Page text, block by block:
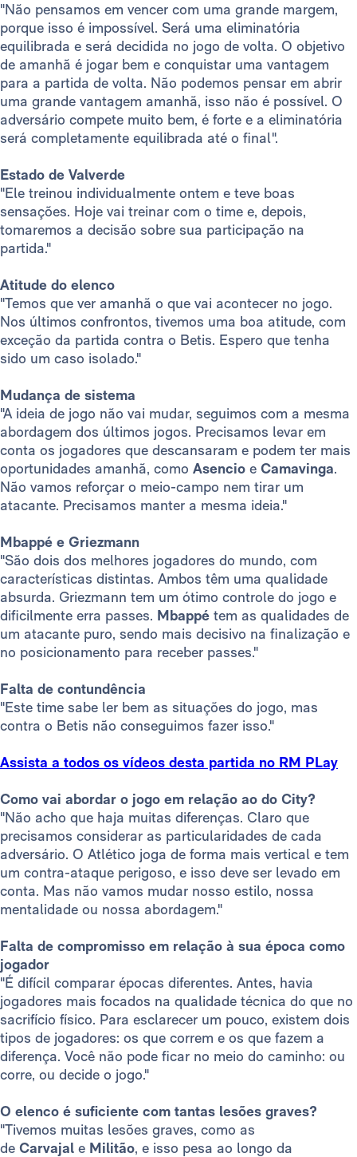
"Não pensamos em vencer com uma grande margem,
porque isso é impossível. Será uma eliminatória
equilibrada e será decidida no jogo de volta. O objetivo
de amanhã é jogar bem e conquistar uma vantagem
para a partida de volta. Não podemos pensar em abrir
uma grande vantagem amanhã, isso não é possível. O
adversário compete muito bem, é forte e a eliminatória
será completamente equilibrada até o final".
Estado de Valverde
"Ele treinou individualmente ontem e teve boas
sensações. Hoje vai treinar com o time e, depois,
tomaremos a decisão sobre sua participação na
partida."
Atitude do elenco
"Temos que ver amanhã o que vai acontecer no jogo.
Nos últimos confrontos, tivemos uma boa atitude, com
exceção da partida contra o Betis. Espero que tenha
sido um caso isolado."
Mudança de sistema
"A ideia de jogo não vai mudar, seguimos com a mesma
abordagem dos últimos jogos. Precisamos levar em
conta os jogadores que descansaram e podem ter mais
oportunidades amanhã, como Asencio e Camavinga.
Não vamos reforçar o meio-campo nem tirar um
atacante. Precisamos manter a mesma ideia."
Mbappé e Griezmann
"São dois dos melhores jogadores do mundo, com
características distintas. Ambos têm uma qualidade
absurda. Griezmann tem um ótimo controle do jogo e
dificilmente erra passes. Mbappé tem as qualidades de
um atacante puro, sendo mais decisivo na finalização e
no posicionamento para receber passes."
Falta de contundência
"Este time sabe ler bem as situações do jogo, mas
contra o Betis não conseguimos fazer isso."
Assista a todos os vídeos desta partida no RM PLay
Como vai abordar o jogo em relação ao do City?
"Não acho que haja muitas diferenças. Claro que
precisamos considerar as particularidades de cada
adversário. O Atlético joga de forma mais vertical e tem
um contra-ataque perigoso, e isso deve ser levado em
conta. Mas não vamos mudar nosso estilo, nossa
mentalidade ou nossa abordagem."
Falta de compromisso em relação à sua época como
jogador
"É difícil comparar épocas diferentes. Antes, havia
jogadores mais focados na qualidade técnica do que no
sacrifício físico. Para esclarecer um pouco, existem dois
tipos de jogadores: os que correm e os que fazem a
diferença. Você não pode ficar no meio do caminho: ou
corre, ou decide o jogo."
O elenco é suficiente com tantas lesões graves?
"Tivemos muitas lesões graves, como as
de Carvajal e Militão, e isso pesa ao longo da